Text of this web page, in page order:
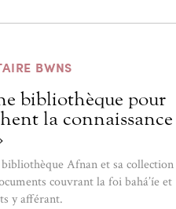
BWNS
bibliothèque pour
la connaissance
Afnan et sa collection
couvrant la foi bahá’íe et
y afférant.